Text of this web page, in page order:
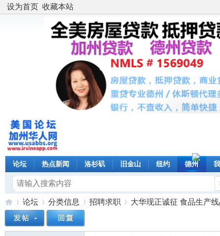
设为首页 收藏本站
论坛 热点新闻 洛杉矶 旧金山 纽约 德州
论坛 分类信息 招聘求职 大华现正诚征 食品生产